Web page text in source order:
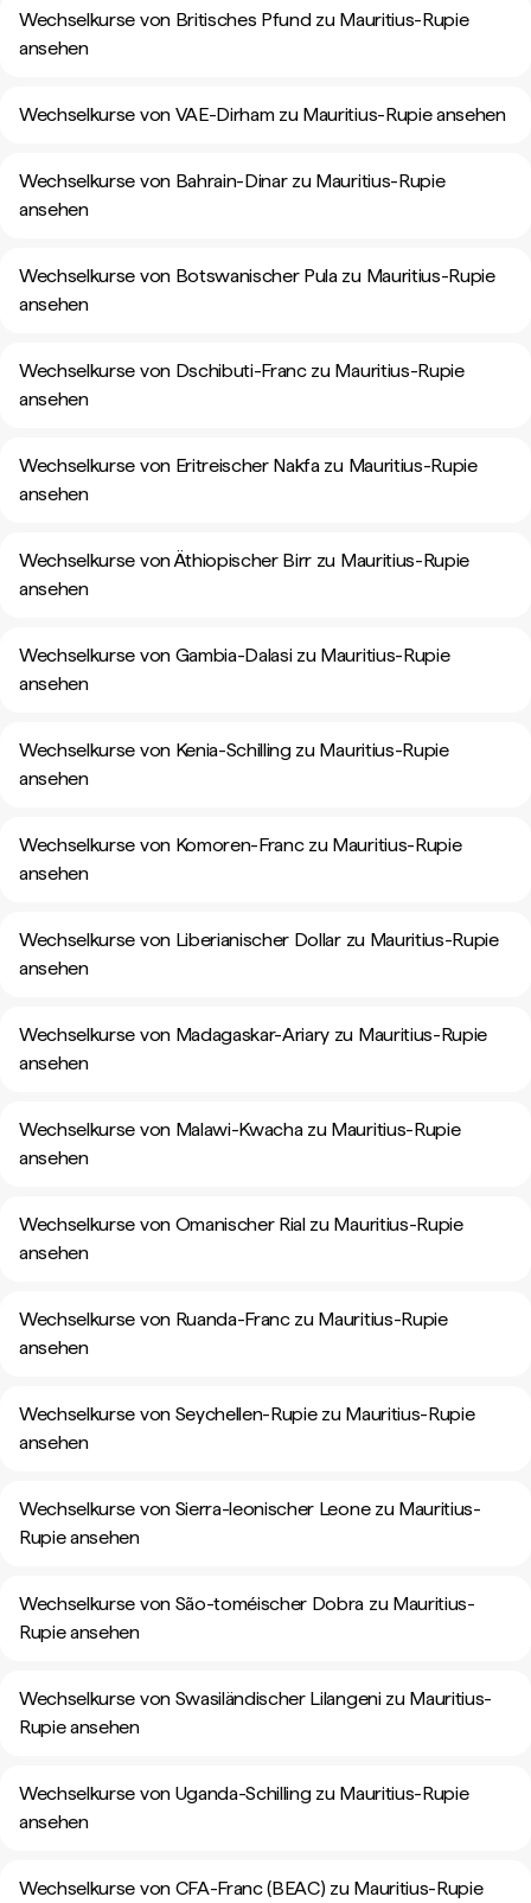
Wechselkurse von Britisches Pfund zu Mauritius-Rupie
ansehen
Wechselkurse von VAE-Dirham zu Mauritius-Rupie ansehen
Wechselkurse von Bahrain-Dinar zu Mauritius-Rupie
ansehen
Wechselkurse von Botswanischer Pula zu Mauritius-Rupie
ansehen
Wechselkurse von Dschibuti-Franc zu Mauritius-Rupie
ansehen
Wechselkurse von Eritreischer Nakfa zu Mauritius-Rupie
ansehen
Wechselkurse von Äthiopischer Birr zu Mauritius-Rupie
ansehen
Wechselkurse von Gambia-Dalasi zu Mauritius-Rupie
ansehen
Wechselkurse von Kenia-Schilling zu Mauritius-Rupie
ansehen
Wechselkurse von Komoren-Franc zu Mauritius-Rupie
ansehen
Wechselkurse von Liberianischer Dollar zu Mauritius-Rupie
ansehen
Wechselkurse von Madagaskar-Ariary zu Mauritius-Rupie
ansehen
Wechselkurse von Malawi-Kwacha zu Mauritius-Rupie
ansehen
Wechselkurse von Omanischer Rial zu Mauritius-Rupie
ansehen
Wechselkurse von Ruanda-Franc zu Mauritius-Rupie
ansehen
Wechselkurse von Seychellen-Rupie zu Mauritius-Rupie
ansehen
Wechselkurse von Sierra-leonischer Leone zu Mauritius-
Rupie ansehen
Wechselkurse von São-toméischer Dobra zu Mauritius-
Rupie ansehen
Wechselkurse von Swasiländischer Lilangeni zu Mauritius-
Rupie ansehen
Wechselkurse von Uganda-Schilling zu Mauritius-Rupie
ansehen
Wechselkurse von CFA-Franc (BEAC) zu Mauritius-Rupie